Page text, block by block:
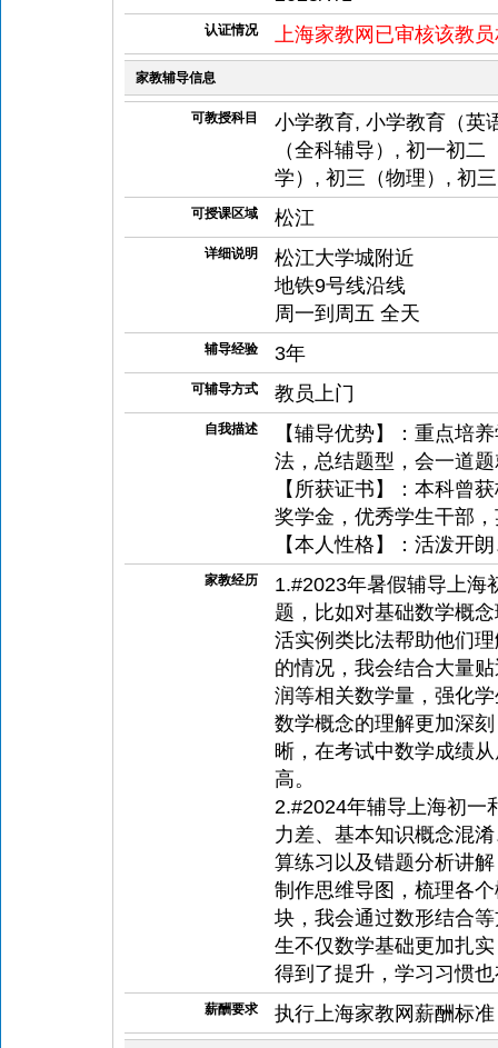
认证情况 上海家教网已审核该教
家教辅导信息
可教授科目
小学教育, 小学教育（英
（全科辅导）, 初一初
学）, 初三（物理）, 初
可授课区域 松江
详细说明
松江大学城附近
地铁9号线沿线
周一到周五 全天
辅导经验 3年
可辅导方式 教员上门
自我描述
【辅导优势】：重点培
法，总结题型，会一道
【所获证书】：本科曾
奖学金，优秀学生干部
【本人性格】：活泼开
家教经历
1.#2023年暑假辅导上海
题，比如对基础数学概
活实例类比法帮助他们
的情况，我会结合大量
润等相关数学量，强化
数学概念的理解更加深
晰，在考试中数学成绩
高。
2.#2024年辅导上海初一
力差、基本知识概念混
算练习以及错题分析讲
制作思维导图，梳理各
块，我会通过数形结合
生不仅数学基础更加扎
得到了提升，学习习惯
薪酬要求 执行上海家教网薪酬标准